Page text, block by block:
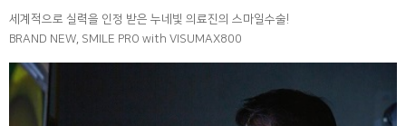
세계적으로 실력을 인정 받은 누네빛 의료진의 스마일수술!
BRAND NEW, SMILE PRO with VISUMAX800